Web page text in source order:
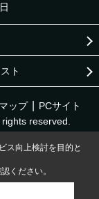
日
ト
ップ
PCサイト
reserved.
ス向上検討を目的と
ください。